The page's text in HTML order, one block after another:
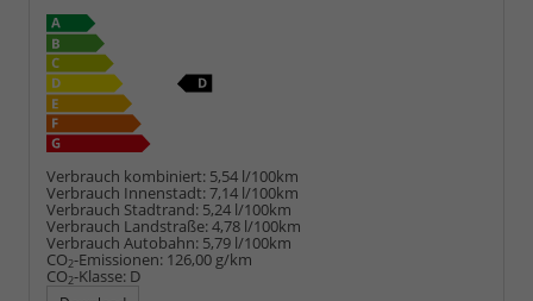
Verbrauch kombiniert: 5,54 l/100km
Verbrauch Innenstadt:7,14 l/100km
Verbrauch Stadtrand: 5,24 l/100km
Verbrauch Landstraße:4,78 l/100km
Verbrauch Autobahn: 5,79 l/100km
CO2-Emissionen: 126,00 g/km
CO2-Klasse: D